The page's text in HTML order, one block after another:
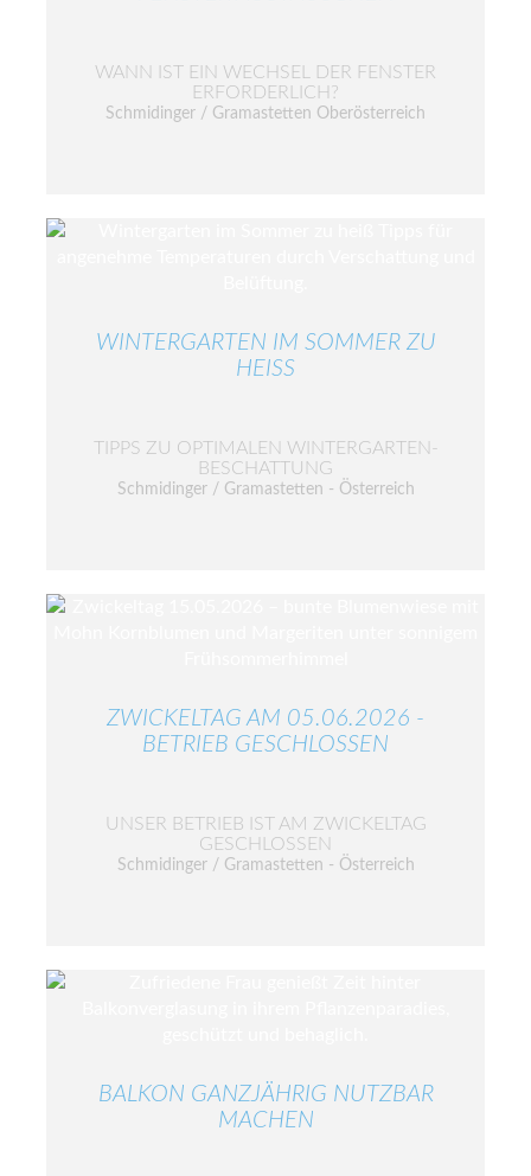
WANN IST EIN WECHSEL DER FENSTER
ERFORDERLICH?
Schmidinger / Gramastetten Oberösterreich
WINTERGARTEN IM SOMMER ZU
HEISS
TIPPS ZU OPTIMALEN WINTERGARTEN-
BESCHATTUNG
Schmidinger / Gramastetten - Österreich
ZWICKELTAG AM 05.06.2026 -
BETRIEB GESCHLOSSEN
UNSER BETRIEB IST AM ZWICKELTAG
GESCHLOSSEN
Schmidinger / Gramastetten - Österreich
BALKON GANZJÄHRIG NUTZBAR
MACHEN